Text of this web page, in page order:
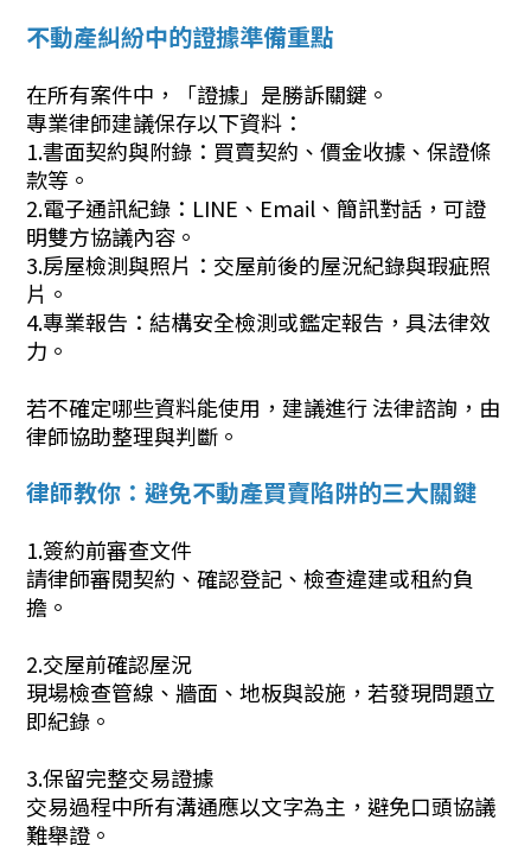
不動產糾紛中的證據準備重點
在所有案件中，「證據」是勝訴關鍵。
專業律師建議保存以下資料：
1.書面契約與附錄：買賣契約、價金收據、保證條
款等。
2.電子通訊紀錄：LINE、Email、簡訊對話，可證
明雙方協議內容。
3.房屋檢測與照片：交屋前後的屋況紀錄與瑕疵照
片。
4.專業報告：結構安全檢測或鑑定報告，具法律效
力。
若不確定哪些資料能使用，建議進行 法律諮詢，由
律師協助整理與判斷。
律師教你：避免不動產買賣陷阱的三大關鍵
1.簽約前審查文件
請律師審閱契約、確認登記、檢查違建或租約負
擔。
2.交屋前確認屋況
現場檢查管線、牆面、地板與設施，若發現問題立
即紀錄。
3.保留完整交易證據
交易過程中所有溝通應以文字為主，避免口頭協議
難舉證。